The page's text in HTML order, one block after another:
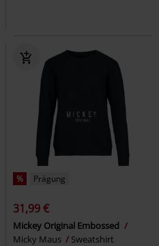
% Prägung
31,99 €
Mickey Original Embossed
Micky Maus
Sweatshirt